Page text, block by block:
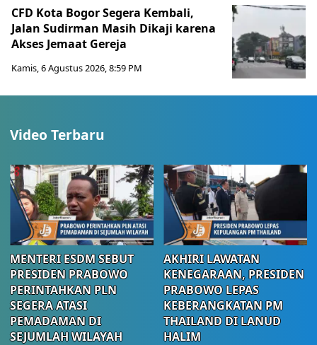
CFD Kota Bogor Segera Kembali,
Jalan Sudirman Masih Dikaji karena
Akses Jemaat Gereja
Kamis, 6 Agustus 2026, 8:59 PM
Video Terbaru
MENTERI ESDM SEBUT
PRESIDEN PRABOWO
PERINTAHKAN PLN
SEGERA ATASI
PEMADAMAN DI
SEJUMLAH WILAYAH
AKHIRI LAWATAN
KENEGARAAN, PRESIDEN
PRABOWO LEPAS
KEBERANGKATAN PM
THAILAND DI LANUD
HALIM